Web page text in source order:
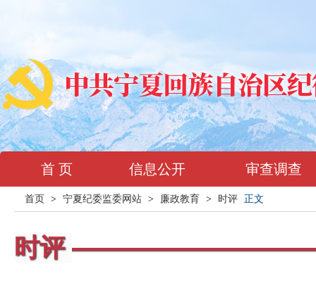
首 页 信息公开 审查调查
首页 > 宁夏纪委监委网站 > 廉政教育 > 时评 正文
时评